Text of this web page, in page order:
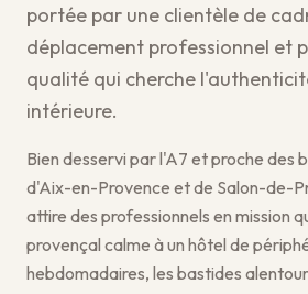
portée par une clientèle de
déplacement professionnel et
qualité qui cherche
intérieure.
Bien desservi par l'A7 et proche des
d'Aix-en-Provence et de Salon-de-
attire des professionnels en mission
provençal calme à un hôtel de
hebdomadaires, les bastides